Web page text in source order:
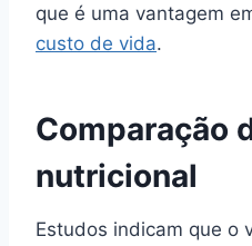
que é uma vantagem
custo de vida.
Comparação
nutricional
Estudos indicam que o